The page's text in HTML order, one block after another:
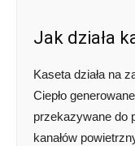
Jak działa
Kaseta działa na
Ciepło
przekazywane do
kanałów